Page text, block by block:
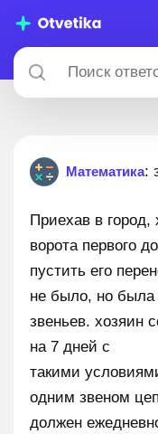
Математика:
Приехав в город,
ворота первого
пустить его
не было, но была
звеньев. хозяин
на 7 дней с
такими
одним звеном
должен